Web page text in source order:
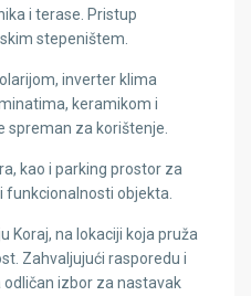
i terase. Pristup
stepeništem.
inverter klima
keramikom i
za korištenje.
kao i parking prostor za
objekta.
Koraj, na lokaciji koja pruža
Zahvaljujući rasporedu i
izbor za nastavak